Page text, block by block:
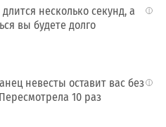
i
несколько секунд, а
вы будете долго
i
невесты оставит вас без
10 раз